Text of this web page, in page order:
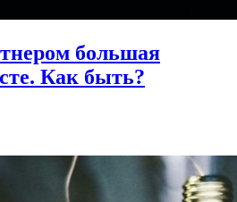
большая
Как быть?